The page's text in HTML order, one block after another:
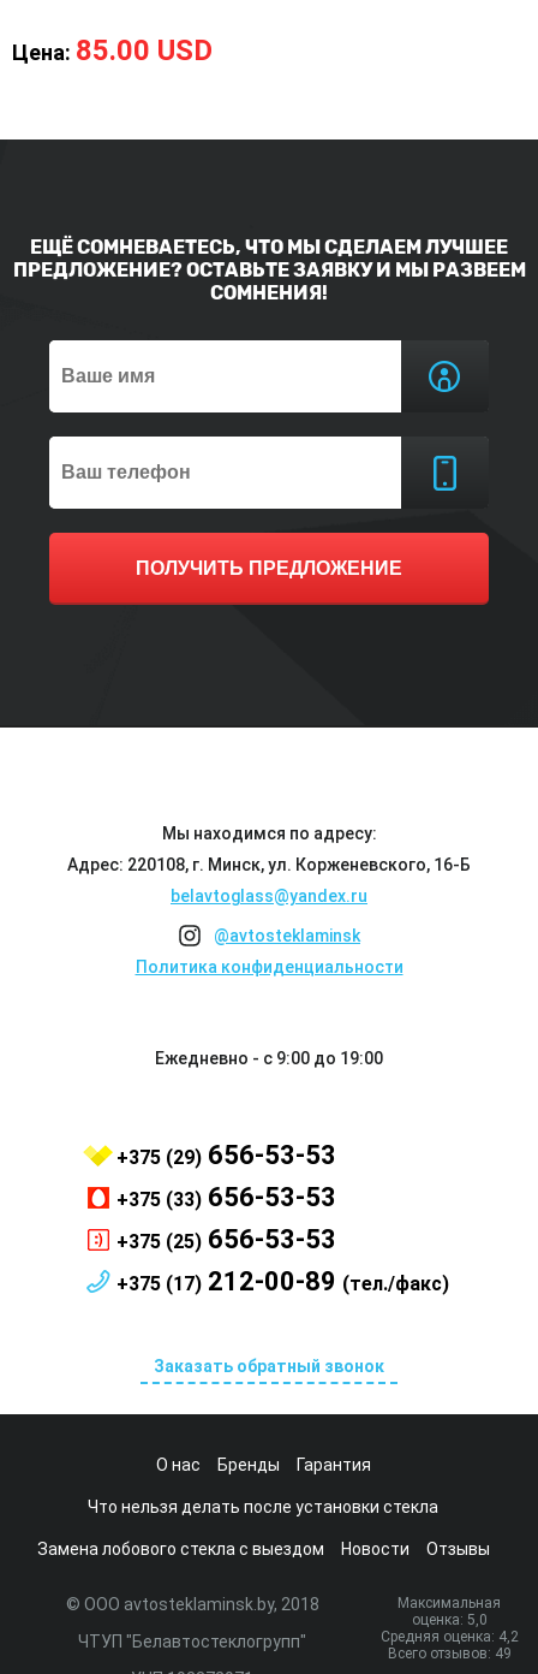
Цена: 85.00 USD
ЕЩЁ СОМНЕВАЕТЕСЬ, ЧТО МЫ СДЕЛАЕМ ЛУЧШЕЕ
ПРЕДЛОЖЕНИЕ? ОСТАВЬТЕ ЗАЯВКУ И МЫ РАЗВЕЕМ
СОМНЕНИЯ!
ПОЛУЧИТЬ ПРЕДЛОЖЕНИЕ
Мы находимся по адресу:
Адрес: 220108, г. Минск, ул. Корженевского, 16-Б
belavtoglass@yandex.ru
@avtosteklaminsk
Политика конфиденциальности
Ежедневно - с 9:00 до 19:00
+375 (29) 656-53-53
+375 (33) 656-53-53
+375 (25) 656-53-53
+375 (17) 212-00-89 (тел./факс)
Заказать обратный звонок
О нас Бренды Гарантия
Что нельзя делать после установки стекла
Замена лобового стекла с выездом Новости Отзывы
© ООО avtosteklaminsk.by, 2018
ЧТУП "Белавтостеклогрупп"
Максимальная
оценка: 5,0
Средняя оценка: 4,2
Всего отзывов: 49